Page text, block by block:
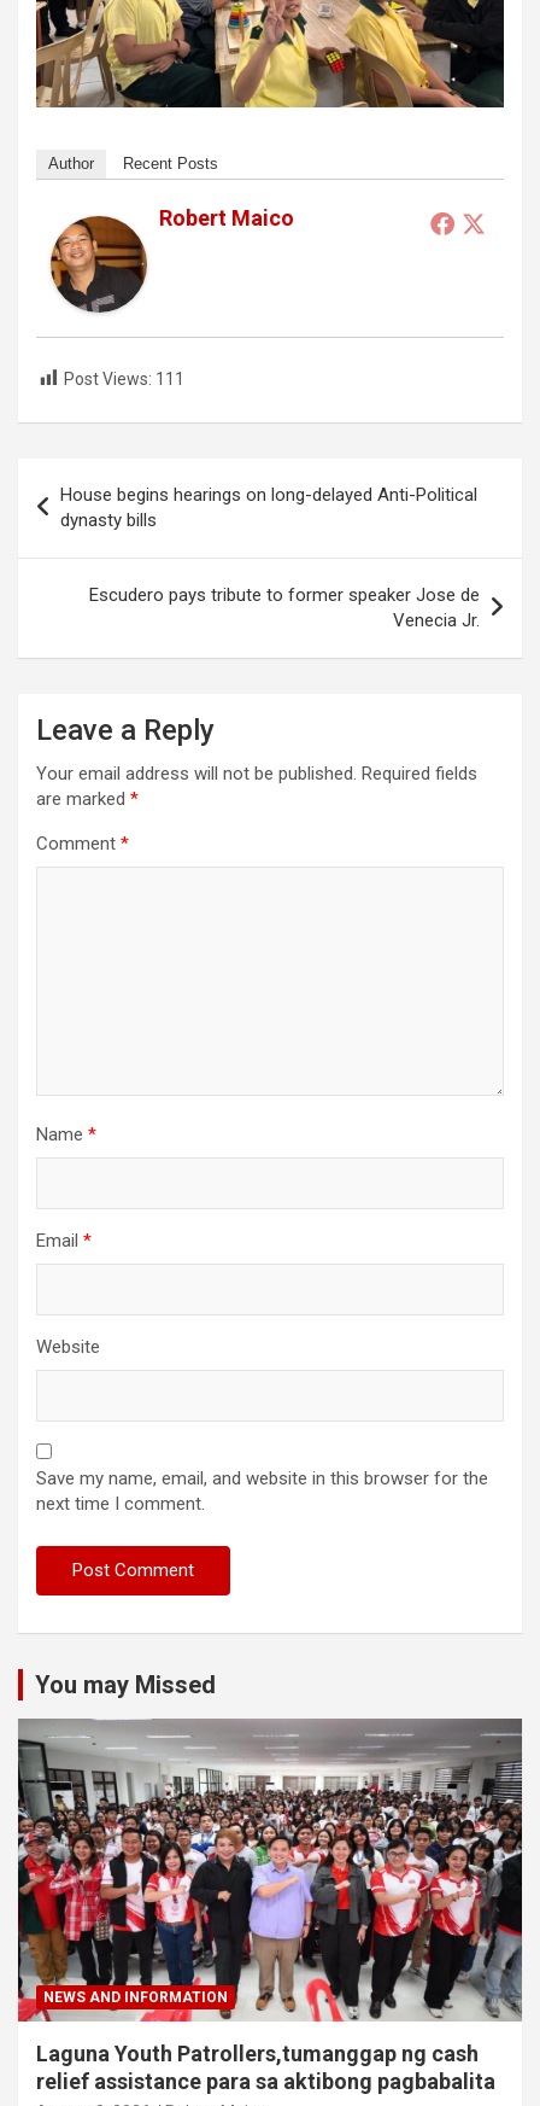
Author Recent Posts
Robert Maico
Post Views: 111
navigation
House begins hearings on long-delayed Anti-Political
dynasty bills
Escudero pays tribute to former speaker Jose de
Venecia Jr.
Leave a Reply
Your email address will not be published. Required fields
are marked *
Comment *
Name *
Email *
Website
Save my name, email, and website in this browser for the
next time I comment.
You may Missed
NEWS AND INFORMATION
Laguna Youth Patrollers,tumanggap ng cash
relief assistance para sa aktibong pagbabalita